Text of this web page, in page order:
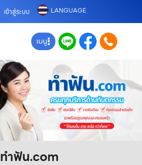
เข้าสู่ระบบ LANGUAGE
เมนู
ทําฟัน.com